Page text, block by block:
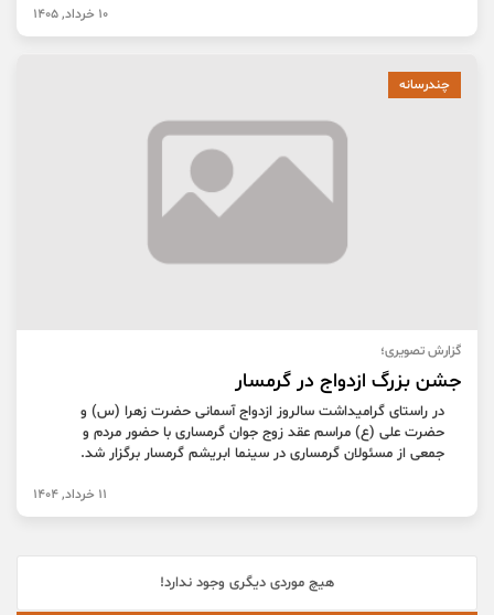
10 خرداد, 1405
چندرسانه
گزارش تصویری؛
جشن بزرگ ازدواج در گرمسار
در راستای گرامیداشت سالروز ازدواج آسمانی حضرت زهرا (س) و
حضرت علی (ع) مراسم عقد زوج جوان گرمساری با حضور مردم و
جمعی از مسئولان گرمساری در سینما ابریشم گرمسار برگزار شد.
11 خرداد, 1404
هیچ موردی دیگری وجود ندارد!